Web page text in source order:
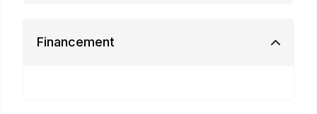
Financement